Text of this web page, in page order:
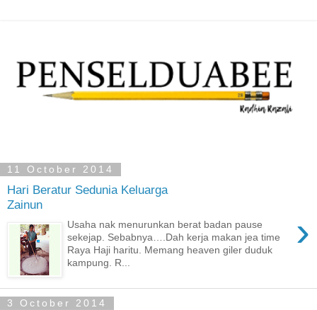
11 October 2014
Hari Beratur Sedunia Keluarga
Zainun
›
Usaha nak menurunkan berat badan pause
sekejap. Sebabnya….Dah kerja makan jea time
Raya Haji haritu. Memang heaven giler duduk
kampung. R...
3 October 2014